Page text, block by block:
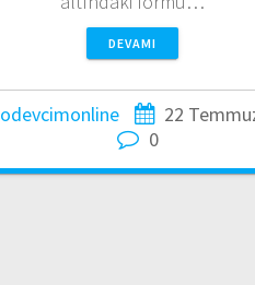
DEVAMI
odevcimonline
22
0